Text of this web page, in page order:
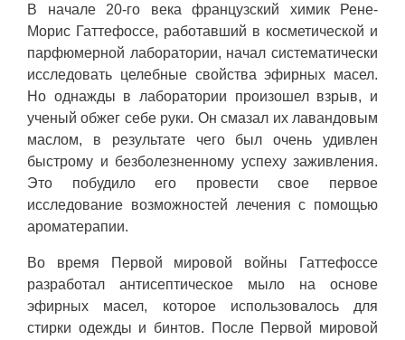
В начале 20-го века французский химик Рене-
Морис Гаттефоссе, работавший в косметической и
парфюмерной лаборатории, начал систематически
исследовать целебные свойства эфирных масел.
Но однажды в лаборатории произошел взрыв, и
ученый обжег себе руки. Он смазал их лавандовым
маслом, в результате чего был очень удивлен
быстрому и безболезненному успеху заживления.
Это побудило его провести свое первое
исследование возможностей лечения с помощью
ароматерапии.
Во время Первой мировой войны Гаттефоссе
разработал антисептическое мыло на основе
эфирных масел, которое использовалось для
стирки одежды и бинтов. После Первой мировой